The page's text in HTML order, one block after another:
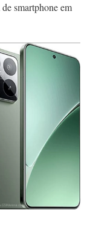
smartphone em